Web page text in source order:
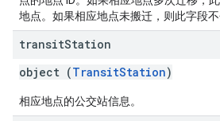
地点。如果相应地点未搬迁，则此字段不
transitStation
object (TransitStation)
相应地点的公交站信息。